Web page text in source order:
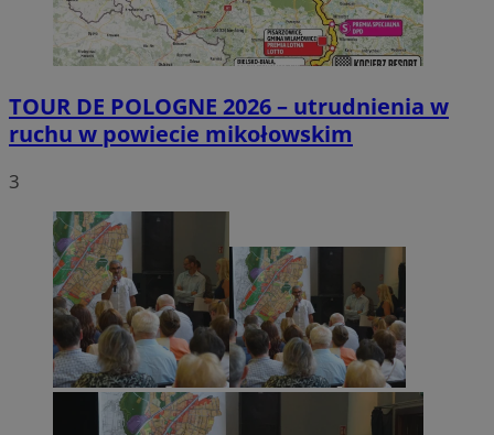
TOUR DE POLOGNE 2026 – utrudnienia w
ruchu w powiecie mikołowskim
3